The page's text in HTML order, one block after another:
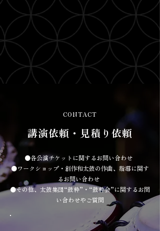
CONTACT
講演依頼・見積り依頼
●各公演チケットに関するお問い合わせ
●ワークショップ・創作和太鼓の作曲、指導に関す
るお問い合わせ
●その他、太鼓集団“鼓粋”・“鼓粋会”に関するお問
い合わせやご質問